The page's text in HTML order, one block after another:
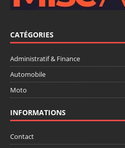
CATÉGORIES
Administratif & Finance
Automobile
Moto
INFORMATIONS
Contact